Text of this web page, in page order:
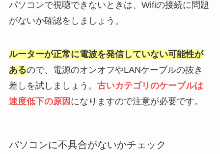
パソコンで視聴できないときは、Wifiの接続に問題
がないか確認をしましょう。
ルーターが正常に電波を発信していない可能性が
あるので、電源のオンオフやLANケーブルの抜き
差しを試しましょう。 古いカテゴリのケーブルは
速度低下の原因 になりますので注意が必要です。
パソコンに不具合がないかチェック